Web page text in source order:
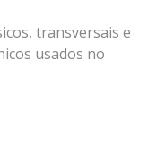
transversais e
usados no